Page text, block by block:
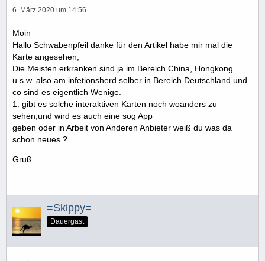
6. März 2020 um 14:56
Moin
Hallo Schwabenpfeil danke für den Artikel habe mir mal die
Karte angesehen,
Die Meisten erkranken sind ja im Bereich China, Hongkong
u.s.w. also am infetionsherd selber in Bereich Deutschland und
co sind es eigentlich Wenige.
1. gibt es solche interaktiven Karten noch woanders zu
sehen,und wird es auch eine sog App
geben oder in Arbeit von Anderen Anbieter weiß du was da
schon neues.?
Gruß
=Skippy=
Dauergast